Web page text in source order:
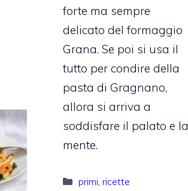
forte ma sempre
delicato del formaggio
Grana. Se poi si usa il
tutto per condire della
pasta di Gragnano,
allora si arriva a
soddisfare il palato e la
mente.
Categorie
primi ricette